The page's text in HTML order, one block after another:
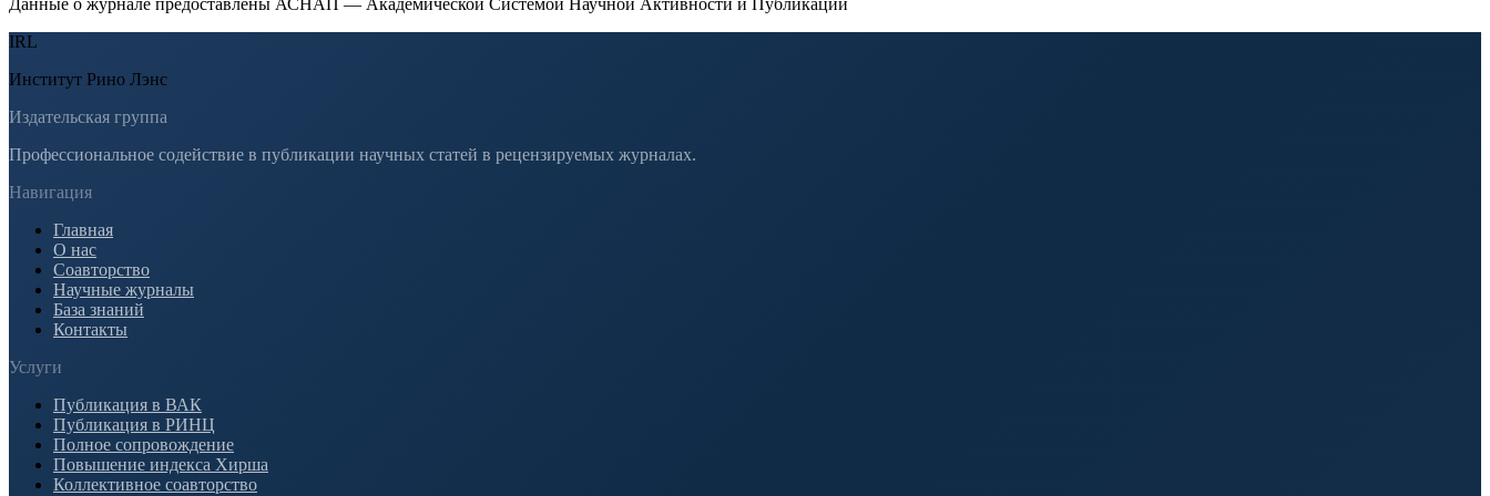
Данные о журнале предоставлены АСНАП — Академической Системой Научной Активности и Публикаций
IRL
Институт Рино Лэнс
Издательская группа
Профессиональное содействие в публикации научных статей в рецензируемых журналах.
Навигация
Главная
О нас
Соавторство
Научные журналы
База знаний
Контакты
Услуги
Публикация в ВАК
Публикация в РИНЦ
Полное сопровождение
Повышение индекса Хирша
Коллективное соавторство